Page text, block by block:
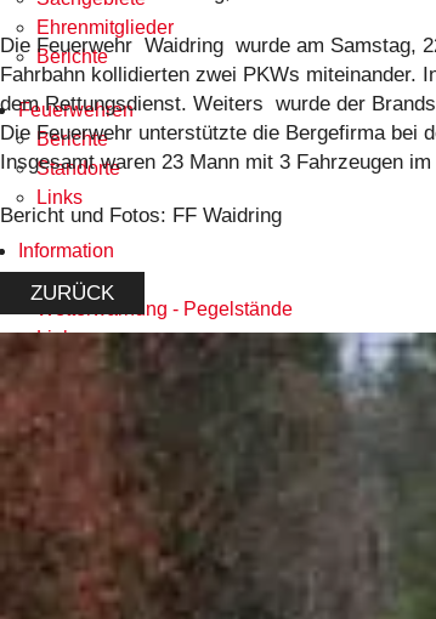
Ehrenmitglieder
Berichte
Feuerwehren
Berichte
Standorte
Links
Information
Downloads
Wetterwarnung - Pegelstände
Links
Kontakt
Die Feuerwehr Waidring wurde am Samstag,
Fahrbahn kollidierten zwei PKWs miteinander.
dem Rettungsdienst. Weiters wurde der
Die Feuerwehr unterstützte die Bergefirma bei
Insgesamt waren 23 Mann mit 3 Fahrzeugen
Bericht und Fotos: FF Waidring
ZURÜCK